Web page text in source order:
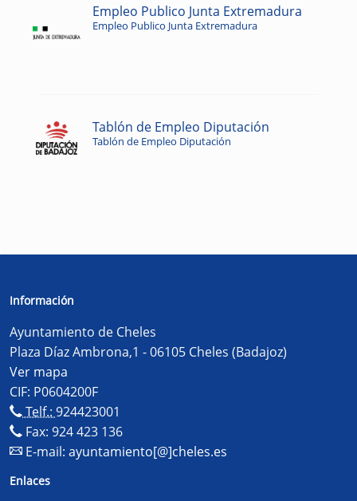
Empleo Publico Junta Extremadura
Empleo Publico Junta Extremadura
Tablón de Empleo Diputación
Tablón de Empleo Diputación
Información
Ayuntamiento de Cheles
Plaza Díaz Ambrona,1 - 06105 Cheles (Badajoz)
Ver mapa
CIF: P0604200F
Telf.: 924423001
Fax: 924 423 136
E-mail: ayuntamiento[@]cheles.es
Enlaces